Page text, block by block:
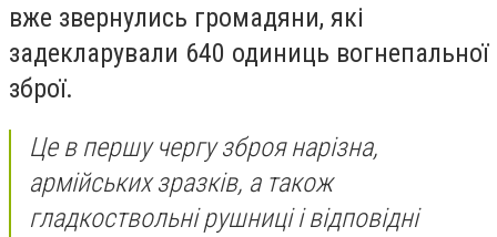
вже звернулись громадяни, які
задекларували 640 одиниць вогнепальної
зброї.
Це в першу чергу зброя нарізна,
армійських зразків, а також
гладкоствольні рушниці і відповідні